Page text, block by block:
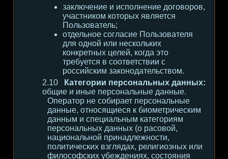
заключение и исполнение договоров,
участником которых является
Пользователь;
отдельное согласие Пользователя
для одной или нескольких
конкретных целей, когда это
требуется в соответствии с
российским законодательством.
Категории персональных данных:
общие и иные персональные данные.
Оператор не собирает персональные
данные, относящиеся к биометрическим
данным и специальным категориям
персональных данных (о расовой,
национальной принадлежности,
политических взглядах, религиозных или
философских убеждениях, состояния